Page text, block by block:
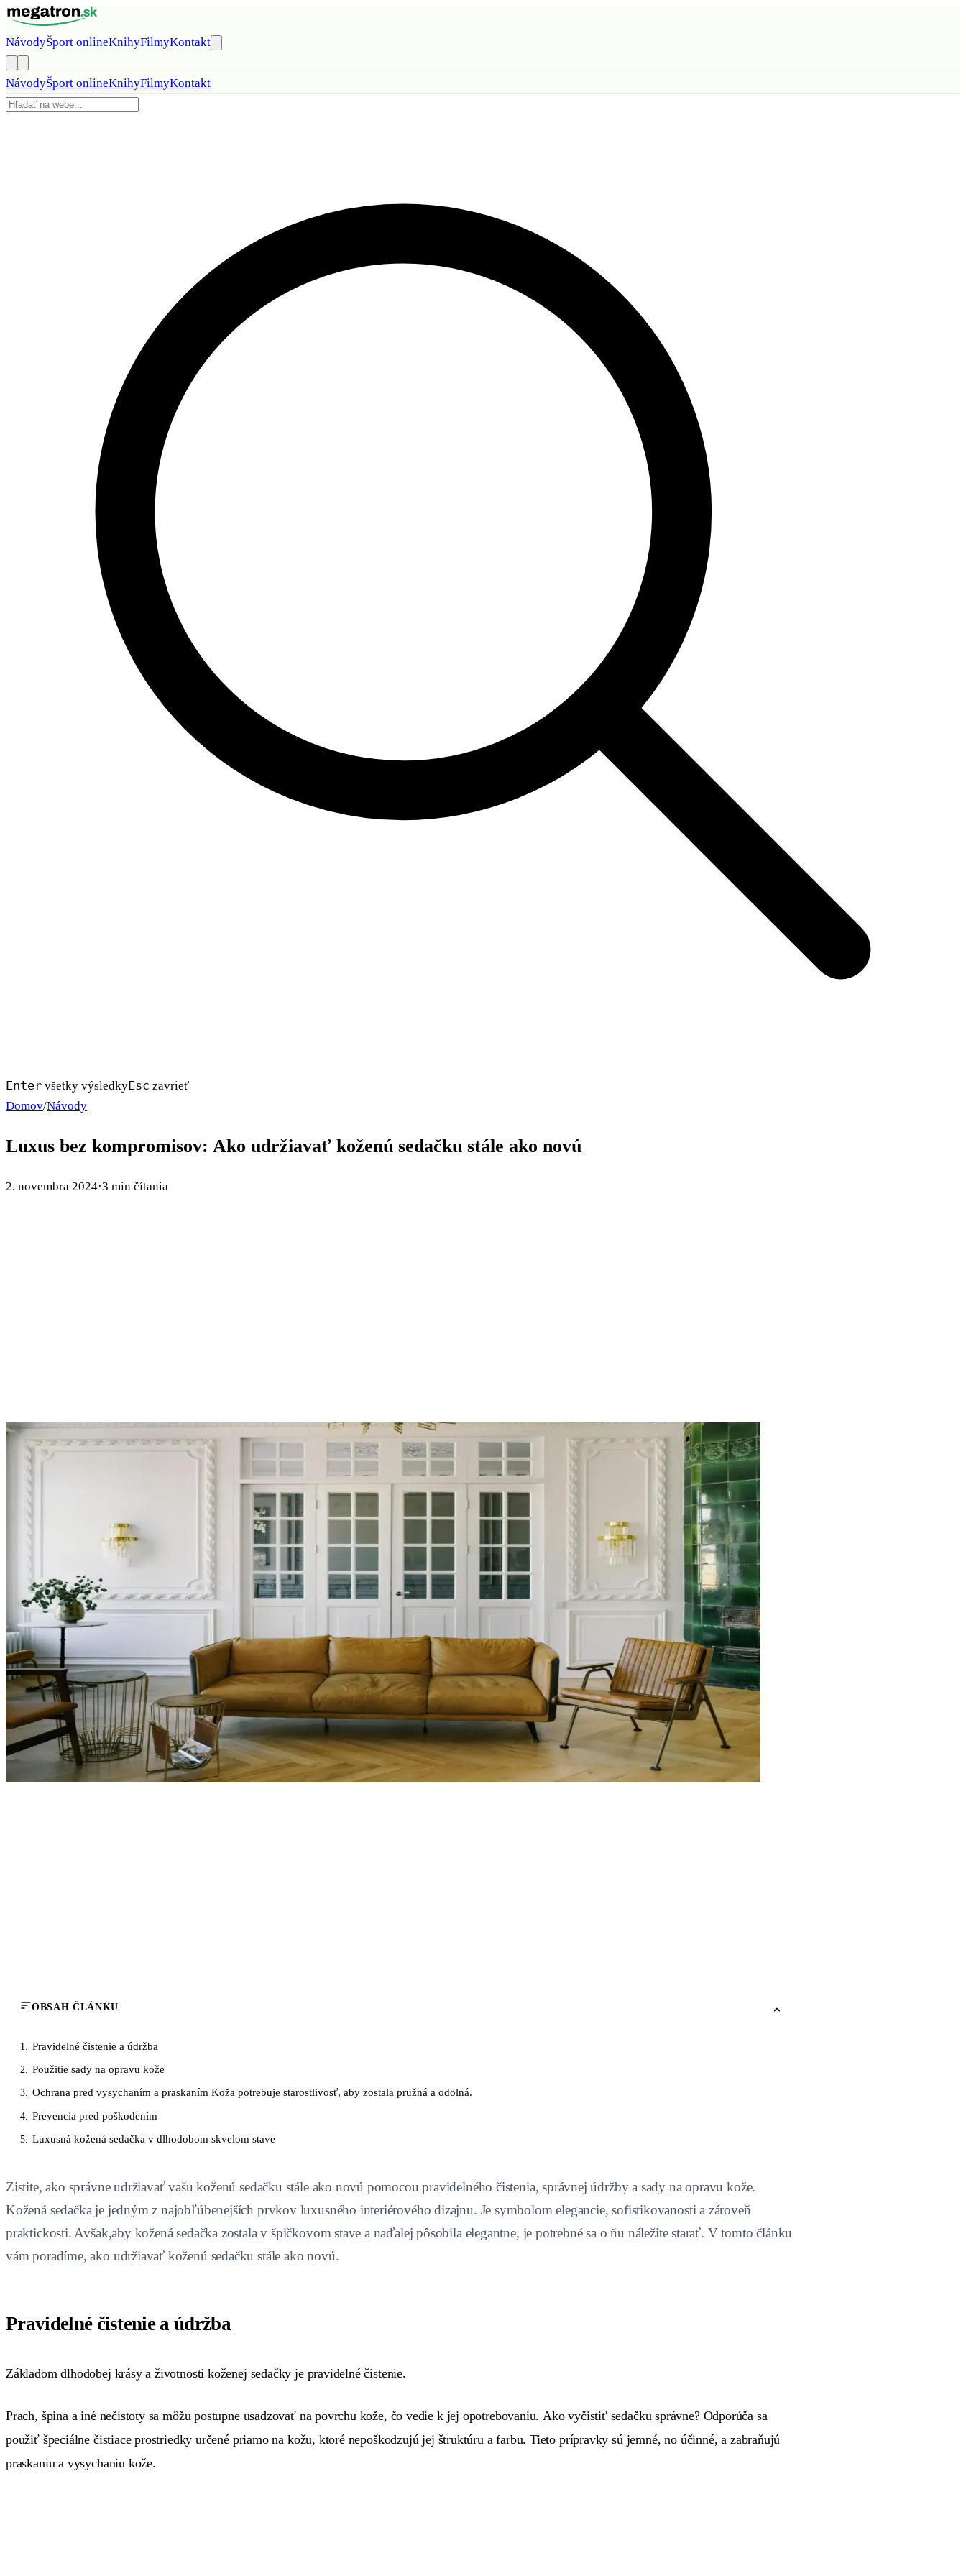
Preskočiť na obsah
NávodyŠport onlineKnihyFilmyKontakt
NávodyŠport onlineKnihyFilmyKontakt
Enter všetky výsledkyEsc zavrieť
Domov/Návody
Luxus bez kompromisov: Ako udržiavať koženú sedačku stále ako novú
2. novembra 2024·3 min čítania
OBSAH ČLÁNKU
1. Pravidelné čistenie a údržba
2. Použitie sady na opravu kože
3. Ochrana pred vysychaním a praskaním Koža potrebuje starostlivosť, aby zostala pružná a odolná.
4. Prevencia pred poškodením
5. Luxusná kožená sedačka v dlhodobom skvelom stave
Zistite, ako správne udržiavať vašu koženú sedačku stále ako novú pomocou pravidelného čistenia, správnej údržby a sady na opravu kože.
Kožená sedačka je jedným z najobľúbenejších prvkov luxusného interiérového dizajnu. Je symbolom elegancie, sofistikovanosti a zároveň
praktickosti. Avšak,aby kožená sedačka zostala v špičkovom stave a naďalej pôsobila elegantne, je potrebné sa o ňu náležite starať. V tomto článku
vám poradíme, ako udržiavať koženú sedačku stále ako novú.
Pravidelné čistenie a údržba
Základom dlhodobej krásy a životnosti koženej sedačky je pravidelné čistenie.
Prach, špina a iné nečistoty sa môžu postupne usadzovať na povrchu kože, čo vedie k jej opotrebovaniu.Ako vyčistiť sedačkusprávne? Odporúča sa
použiť špeciálne čistiace prostriedky určené priamo na kožu, ktoré nepoškodzujú jej štruktúru a farbu. Tieto prípravky sú jemné, no účinné, a zabraňujú
praskaniu a vysychaniu kože.